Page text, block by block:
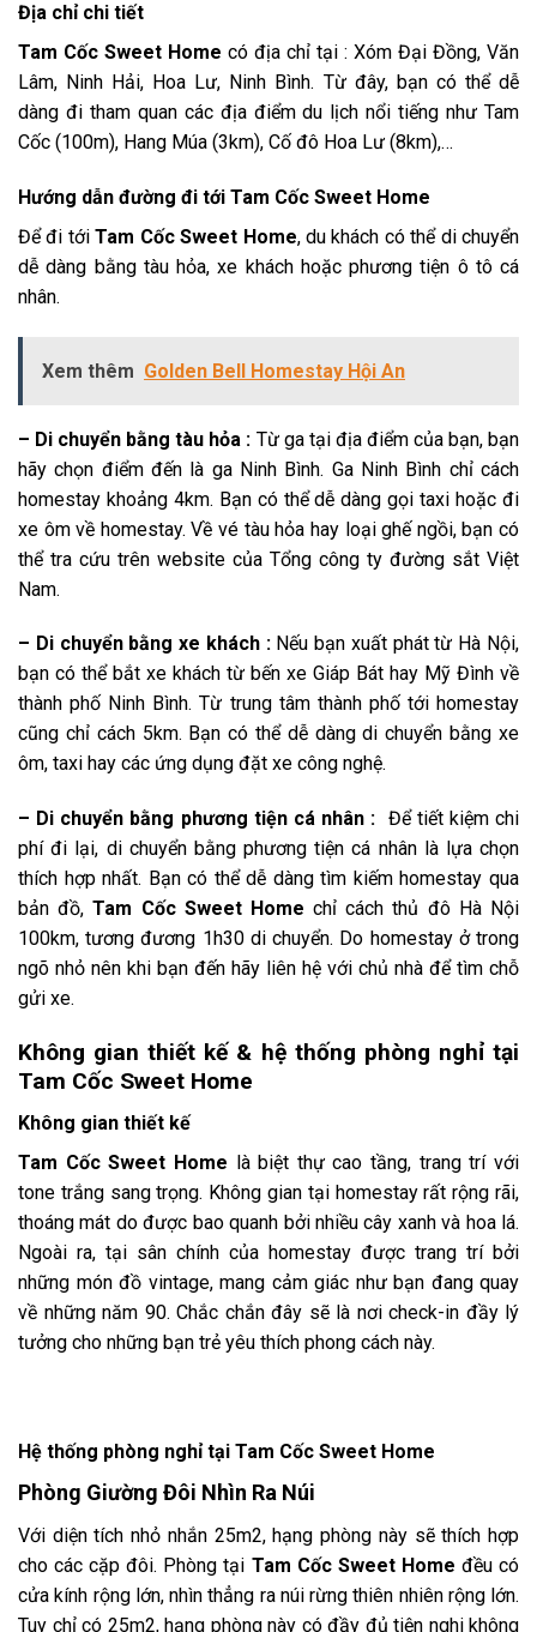
Địa chỉ chi tiết
Tam Cốc Sweet Home có địa chỉ tại : Xóm Đại Đồng, Văn
Lâm, Ninh Hải, Hoa Lư, Ninh Bình. Từ đây, bạn có thể dễ
dàng đi tham quan các địa điểm du lịch nổi tiếng như Tam
Cốc (100m), Hang Múa (3km), Cố đô Hoa Lư (8km),…
Hướng dẫn đường đi tới Tam Cốc Sweet Home
Để đi tớiTam Cốc Sweet Home, du khách có thể di chuyển
dễ dàng bằng tàu hỏa, xe khách hoặc phương tiện ô tô cá
nhân.
Xem thêm Golden Bell Homestay Hội An
– Di chuyển bằng tàu hỏa : Từ ga tại địa điểm của bạn, bạn
hãy chọn điểm đến là ga Ninh Bình. Ga Ninh Bình chỉ cách
homestay khoảng 4km. Bạn có thể dễ dàng gọi taxi hoặc đi
xe ôm về homestay. Về vé tàu hỏa hay loại ghế ngồi, bạn có
thể tra cứu trên website của Tổng công ty đường sắt Việt
Nam.
– Di chuyển bằng xe khách :Nếu bạn xuất phát từ Hà Nội,
bạn có thể bắt xe khách từ bến xe Giáp Bát hay Mỹ Đình về
thành phố Ninh Bình. Từ trung tâm thành phố tới homestay
cũng chỉ cách 5km. Bạn có thể dễ dàng di chuyển bằng xe
ôm, taxi hay các ứng dụng đặt xe công nghệ.
– Di chuyển bằng phương tiện cá nhân : Để tiết kiệm chi
phí đi lại, di chuyển bằng phương tiện cá nhân là lựa chọn
thích hợp nhất. Bạn có thể dễ dàng tìm kiếm homestay qua
bản đồ,Tam Cốc Sweet Homechỉ cách thủ đô Hà Nội
100km, tương đương 1h30 di chuyển. Do homestay ở trong
ngõ nhỏ nên khi bạn đến hãy liên hệ với chủ nhà để tìm chỗ
gửi xe.
Không gian thiết kế & hệ thống phòng nghỉ tại
Tam Cốc Sweet Home
Không gian thiết kế
Tam Cốc Sweet Home là biệt thự cao tầng, trang trí với
tone trắng sang trọng. Không gian tại homestay rất rộng rãi,
thoáng mát do được bao quanh bởi nhiều cây xanh và hoa lá.
Ngoài ra, tại sân chính của homestay được trang trí bởi
những món đồ vintage, mang cảm giác như bạn đang quay
về những năm 90. Chắc chắn đây sẽ là nơi check-in đầy lý
tưởng cho những bạn trẻ yêu thích phong cách này.
Hệ thống phòng nghỉ tại Tam Cốc Sweet Home
Phòng Giường Đôi Nhìn Ra Núi
Với diện tích nhỏ nhắn 25m2, hạng phòng này sẽ thích hợp
cho các cặp đôi. Phòng tại Tam Cốc Sweet Home đều có
cửa kính rộng lớn, nhìn thẳng ra núi rừng thiên nhiên rộng lớn.
Tuy chỉ có 25m2, hạng phòng này có đầy đủ tiện nghi không